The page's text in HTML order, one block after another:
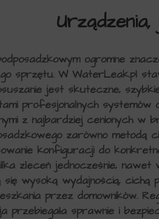
ogromne
sprzętu. W WaterLeak.pl
jest skuteczne,
profesjonalnych
z najbardziej cenionych w
zarówno metodą
konfiguracji do
zleceń jednocześnie,
wysoką wydajnością, cichą
przez domowników.
przebiegała sprawnie i